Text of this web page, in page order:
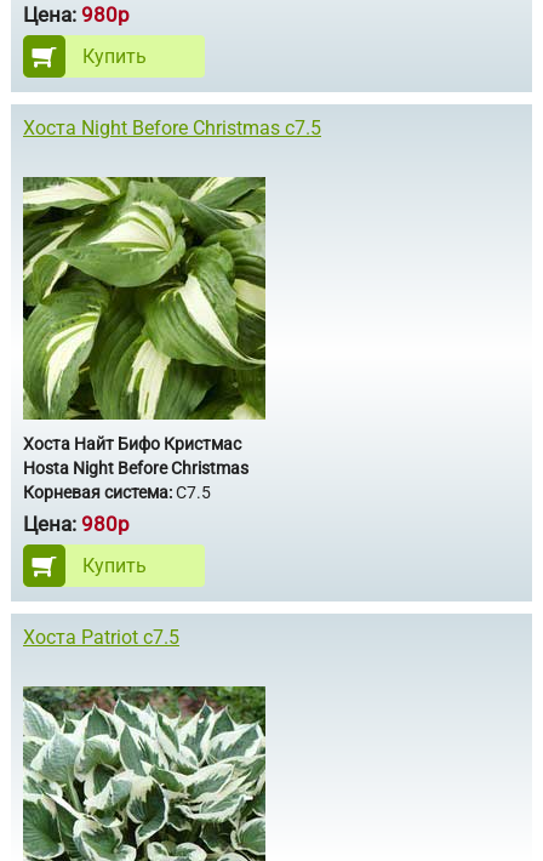
Цена: 980р
Купить
Хоста Night Before Christmas с7.5
Хоста Найт Бифо Кристмас
Hosta Night Before Christmas
Корневая система:С7.5
Цена: 980р
Купить
Хоста Patriot с7.5